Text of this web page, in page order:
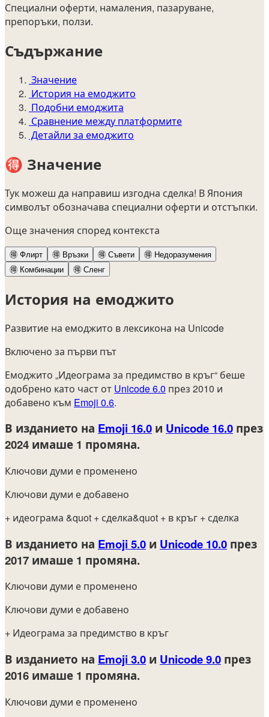
Специални оферти, намаления, пазаруване,
препоръки, ползи.
Съдържание
Значение
История на емоджито
Подобни емоджита
Сравнение между платформите
Детайли за емоджито
🉐 Значение
Тук можеш да направиш изгодна сделка! В Япония
символът обозначава специални оферти и отстъпки.
Още значения според контекста
🉐 Флирт 🉐 Връзки 🉐 Съвети 🉐 Недоразумения
🉐 Комбинации 🉐 Сленг
История на емоджито
Развитие на емоджито в лексикона на Unicode
Включено за първи път
Емоджито „Идеограма за предимство в кръг“ беше
одобрено като част от Unicode 6.0 през 2010 и
добавено към Emoji 0.6.
В изданието на Emoji 16.0 и Unicode 16.0 през
2024 имаше 1 промяна.
Ключови думи е променено
Ключови думи е добавено
+ идеограма &quot + сделка&quot + в кръг + сделка
В изданието на Emoji 5.0 и Unicode 10.0 през
2017 имаше 1 промяна.
Ключови думи е променено
Ключови думи е добавено
+ Идеограма за предимство в кръг
В изданието на Emoji 3.0 и Unicode 9.0 през
2016 имаше 1 промяна.
Ключови думи е променено